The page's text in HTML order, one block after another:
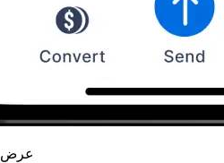
عرض 8 من أزواج العملات الشائعة